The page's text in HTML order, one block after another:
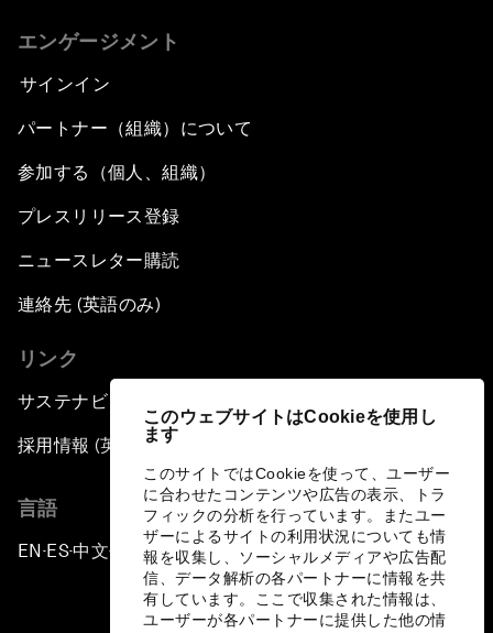
このウェブサイトはCookieを使用し
ます
このサイトではCookieを使って、ユーザー
に合わせたコンテンツや広告の表示、トラ
フィックの分析を行っています。またユー
ザーによるサイトの利用状況についても情
報を収集し、ソーシャルメディアや広告配
信、データ解析の各パートナーに情報を共
有しています。ここで収集された情報は、
ユーザーが各パートナーに提供した他の情
エンゲージメント
サインイン
パートナー（組織）について
参加する（個人、組織）
プレスリリース登録
ニュースレター購読
連絡先 (英語のみ)
リンク
サステナビリティへの取り組み
採用情報 (英語のみ)
言語
EN ▪ES▪中文▪ 日本語